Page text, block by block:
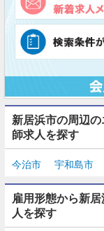
新居浜市の周辺
師求人を探す
今治市 宇和島市
雇用形態から新
人を探す